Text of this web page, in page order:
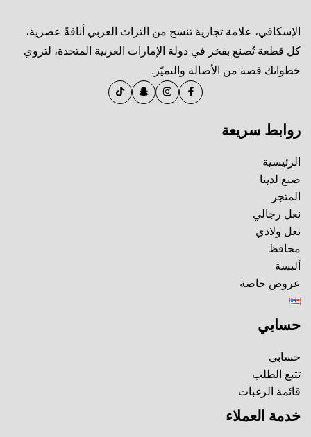
الإسكافي، علامة تجارية تنسج من التراث العربي أناقةً عصرية،
كل قطعة تُصنع بفخر في دولة الإمارات العربية المتحدة، لتروي
خطواتك قصة من الأصالة والتميّز.
روابط سريعة
الرئيسية
صنع لدينا
المتجر
نعل رجالي
نعل ولادي
محافظ
ألبسة
عروض خاصة
حسابي
حسابي
تتبع الطلب
قائمة الرغبات
خدمة العملاء